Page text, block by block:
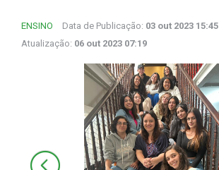
ENSINO Data de Publicação: 03 out 2023 15:45
Atualização: 06 out 2023 07:19